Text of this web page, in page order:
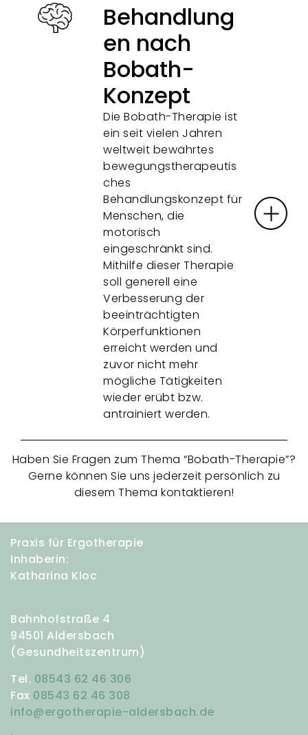
Behandlung
en nach
Bobath-
Konzept
Die Bobath-Therapie ist
ein seit vielen Jahren
weltweit bewährtes
bewegungstherapeutis
ches
Behandlungskonzept für
Menschen, die
motorisch
eingeschränkt sind.
Mithilfe dieser Therapie
soll generell eine
Verbesserung der
beeinträchtigten
Körperfunktionen
erreicht werden und
zuvor nicht mehr
mögliche Tätigkeiten
wieder erübt bzw.
antrainiert werden.
Haben Sie Fragen zum Thema “Bobath-Therapie”?
Gerne können Sie uns jederzeit persönlich zu
diesem Thema kontaktieren!
Praxis für Ergotherapie
Inhaberin:
Katharina Kloc
Bahnhofstraße 4
94501 Aldersbach
(Gesundheitszentrum)
Tel. 08543 62 46 306
Fax 08543 62 46 308
info@ergotherapie-aldersbach.de